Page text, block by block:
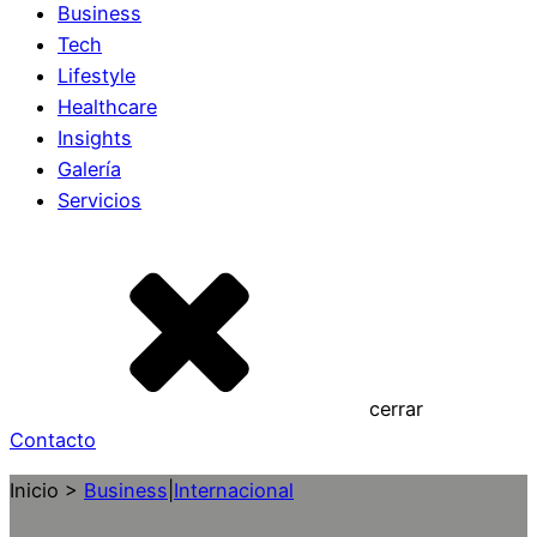
Business
Tech
Lifestyle
Healthcare
Insights
Galería
Servicios
cerrar
Contacto
Inicio > Business Internacional